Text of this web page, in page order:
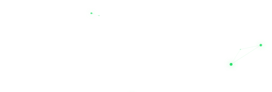
شماست. این تنوع برند به شما اجازه می‌دهد تا با مقایسه
خدمات پس از فروش است. مجموعه نیل الکتریک تنها یک فروشگاه